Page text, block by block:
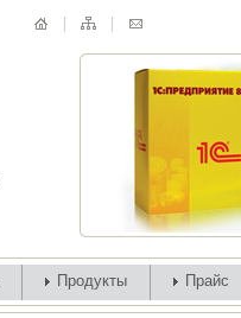
Продукты Прайс